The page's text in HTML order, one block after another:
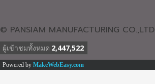
MANUFACTURING CO.,LTD
ผู้เข้าชมทั้งหมด 2,447,522
Powered by MakeWebEasy.com